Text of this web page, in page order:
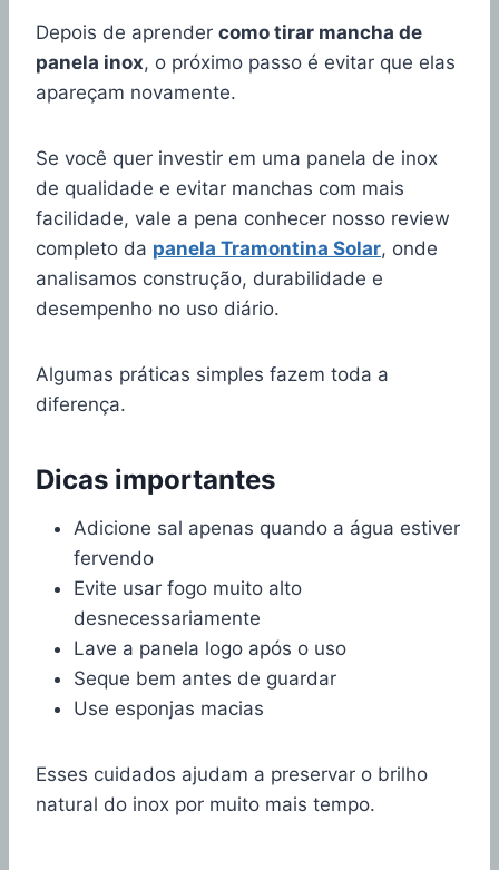
Depois de aprender como tirar mancha de
panela inox, o próximo passo é evitar que elas
apareçam novamente.
Se você quer investir em uma panela de inox
de qualidade e evitar manchas com mais
facilidade, vale a pena conhecer nosso review
completo da panela Tramontina Solar, onde
analisamos construção, durabilidade e
desempenho no uso diário.
Algumas práticas simples fazem toda a
diferença.
Dicas importantes
Adicione sal apenas quando a água estiver
fervendo
Evite usar fogo muito alto
desnecessariamente
Lave a panela logo após o uso
Seque bem antes de guardar
Use esponjas macias
Esses cuidados ajudam a preservar o brilho
natural do inox por muito mais tempo.